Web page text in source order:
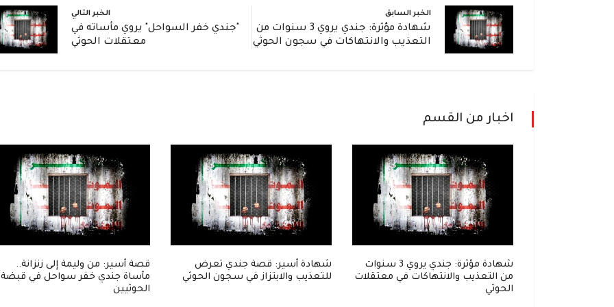
الخبر السابق
شهادة مؤثرة: جندي يروي 3 سنوات من
التعذيب والانتهاكات في سجون الحوثي
الخبر التالي
"جندي خفر السواحل" يروي مأساته في
معتقلات الحوثي
اخبار من القسم
شهادة مؤثرة: جندي يروي 3 سنوات
من التعذيب والانتهاكات في معتقلات
الحوثي
شهادة أسير: قصة جندي تعرض
للتعذيب والابتزاز في سجون الحوثي
قصة أسير: من وليمة إلى زنزانة..
مأساة جندي خفر سواحل في قبضة
الحوثيين